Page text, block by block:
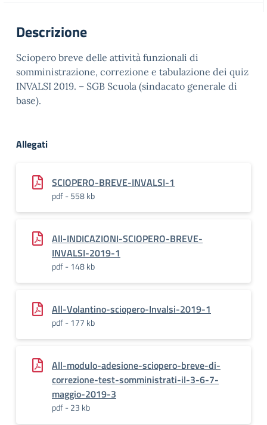
Descrizione
Sciopero breve delle attività funzionali di
somministrazione, correzione e tabulazione dei quiz
INVALSI 2019. – SGB Scuola (sindacato generale di
base).
Allegati
SCIOPERO-BREVE-INVALSI-1
pdf - 558 kb
All-INDICAZIONI-SCIOPERO-BREVE-
INVALSI-2019-1
pdf - 148 kb
All-Volantino-sciopero-Invalsi-2019-1
pdf - 177 kb
All-modulo-adesione-sciopero-breve-di-
correzione-test-somministrati-il-3-6-7-
maggio-2019-3
pdf - 23 kb